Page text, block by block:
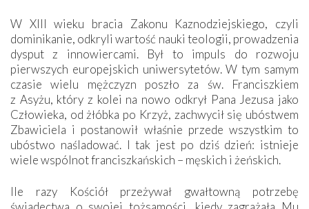
W XIII wieku bracia Zakonu Kaznodziejskiego, czyli
dominikanie, odkryli wartość nauki teologii, prowadzenia
dysput z innowiercami. Był to impuls do rozwoju
pierwszych europejskich uniwersytetów. W tym samym
czasie wielu mężczyzn poszło za św. Franciszkiem
z Asyżu, który z kolei na nowo odkrył Pana Jezusa jako
Człowieka, od żłóbka po Krzyż, zachwycił się ubóstwem
Zbawiciela i postanowił właśnie przede wszystkim to
ubóstwo naśladować. I tak jest po dziś dzień: istnieje
wiele wspólnot franciszkańskich – męskich i żeńskich.
Ile razy Kościół przeżywał gwałtowną potrzebę